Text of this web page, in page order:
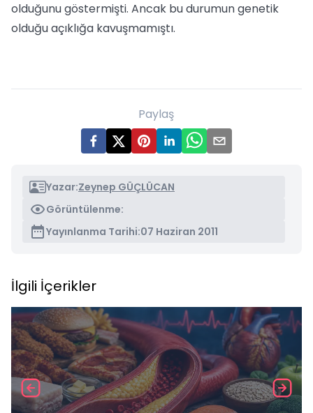
olduğunu göstermişti. Ancak bu durumun genetik
olduğu açıklığa kavuşmamıştı.
Paylaş
Yazar:Zeynep GÜÇLÜCAN
Görüntülenme:
Yayınlanma Tarihi:07 Haziran 2011
İlgili İçerikler